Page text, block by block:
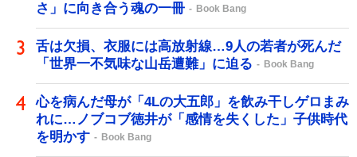
さ」に向き合う魂の一冊
Book Bang
舌は欠損、衣服には高放射線…9人の若者が死んだ
「世界一不気味な山岳遭難」に迫る
Book Bang
心を病んだ母が「4Lの大五郎」を飲み干しゲロまみ
れに…ノブコブ徳井が「感情を失くした」子供時代
を明かす
Book Bang